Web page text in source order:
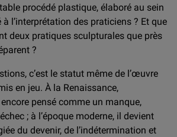
procédé plastique, élaboré au sein
à l’interprétation des praticiens ? Et que
deux pratiques sculpturales que près
?
c’est le statut même de l’œuvre
en jeu. À la Renaissance,
encore pensé comme un manque,
; à l’époque moderne, il devient
du devenir, de l’indétermination et